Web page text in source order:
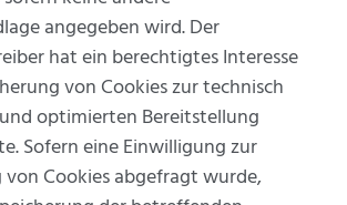
angegeben wird. Der
hat ein berechtigtes Interesse
von Cookies zur technisch
optimierten Bereitstellung
Sofern eine Einwilligung zur
von Cookies abgefragt wurde,